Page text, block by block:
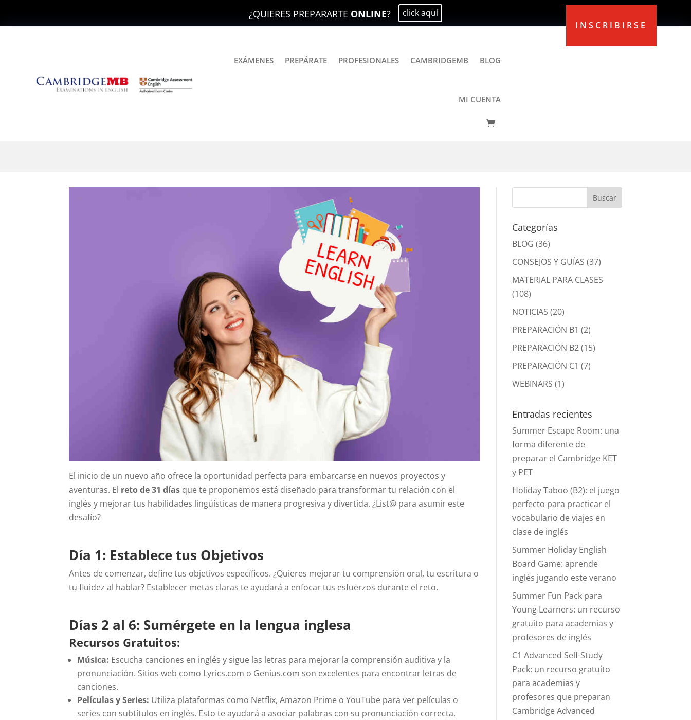
¿QUIERES PREPARARTE ONLINE? click aquí
EXÁMENES PREPÁRATE PROFESIONALES CAMBRIDGEMB BLOG
MI CUENTA
INSCRIBIRSE
El inicio de un nuevo año ofrece la oportunidad perfecta para embarcarse en nuevos proyectos y
aventuras. El reto de 31 días que te proponemos está diseñado para transformar tu relación con el
inglés y mejorar tus habilidades lingüísticas de manera progresiva y divertida. ¿List@ para asumir este
desafío?
Día 1: Establece tus Objetivos
Antes de comenzar, define tus objetivos específicos. ¿Quieres mejorar tu comprensión oral, tu escritura o
tu fluidez al hablar? Establecer metas claras te ayudará a enfocar tus esfuerzos durante el reto.
Días 2 al 6: Sumérgete en la lengua inglesa
Recursos Gratuitos:
Música: Escucha canciones en inglés y sigue las letras para mejorar la comprensión auditiva y la
pronunciación. Sitios web como Lyrics.com o Genius.com son excelentes para encontrar letras de
canciones.
Películas y Series: Utiliza plataformas como Netflix, Amazon Prime o YouTube para ver películas o
series con subtítulos en inglés. Esto te ayudará a asociar palabras con su pronunciación correcta.
Categorías
BLOG (36)
CONSEJOS Y GUÍAS (37)
MATERIAL PARA CLASES
(108)
NOTICIAS (20)
PREPARACIÓN B1 (2)
PREPARACIÓN B2(15)
PREPARACIÓN C1 (7)
WEBINARS (1)
Entradas recientes
Summer Escape Room: una
forma diferente de
preparar el Cambridge KET
y PET
Holiday Taboo (B2): el juego
perfecto para practicar el
vocabulario de viajes en
clase de inglés
Summer Holiday English
Board Game: aprende
inglés jugando este verano
Summer Fun Pack para
Young Learners: un recurso
gratuito para academias y
profesores de inglés
C1 Advanced Self-Study
Pack: un recurso gratuito
para academias y
profesores que preparan
Cambridge Advanced